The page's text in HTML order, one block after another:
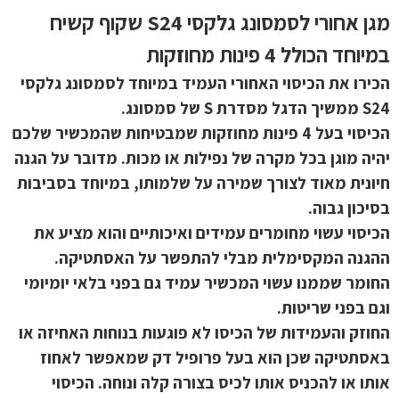
מגן אחורי לסמסונג גלקסי S24 שקוף קשיח
במיוחד הכולל 4 פינות מחוזקות
הכירו את הכיסוי האחורי העמיד במיוחד לסמסונג גלקסי
S24 ממשיך הדגל מסדרת S של סמסונג.
הכיסוי בעל 4 פינות מחוזקות שמבטיחות שהמכשיר שלכם
יהיה מוגן בכל מקרה של נפילות או מכות. מדובר על הגנה
חיונית מאוד לצורך שמירה על שלמותו, במיוחד בסביבות
בסיכון גבוה.
הכיסוי עשוי מחומרים עמידים ואיכותיים והוא מציע את
ההגנה המקסימלית מבלי להתפשר על האסתטיקה.
החומר שממנו עשוי המכשיר עמיד גם בפני בלאי יומיומי
וגם בפני שריטות.
החוזק והעמידות של הכיסו לא פוגעות בנוחות האחיזה או
באסתטיקה שכן הוא בעל פרופיל דק שמאפשר לאחוז
אותו או להכניס אותו לכיס בצורה קלה ונוחה. הכיסוי